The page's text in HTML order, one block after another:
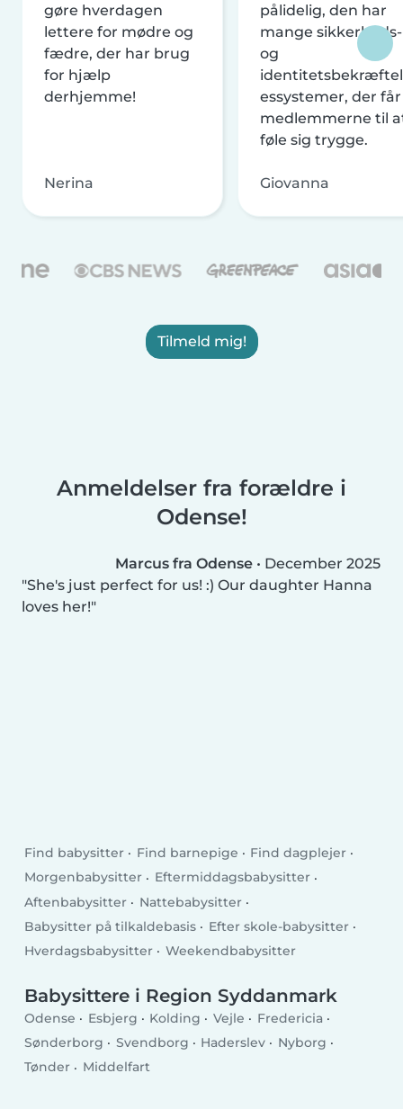
gøre hverdagen
lettere for mødre og
fædre, der har brug
for hjælp
derhjemme!
Nerina
pålidelig, den har
mange sikkerheds-
og
essystemer, der får
medlemmerne til
føle sig trygge.
Giovanna
Tilmeld mig!
Anmeldelser fra forældre i
Odense!
Marcus fra Odense • December 2025
She's just perfect for us! :) Our daughter Hanna
loves her!
Find babysitter Find barnepige
Find dagplejer
Morgenbabysitter
Eftermiddagsbabysitter
Aftenbabysitter
Nattebabysitter
Babysitter på tilkaldebasis
Efter skole-babysitter
Hverdagsbabysitter
Weekendbabysitter
Babysittere i Region Syddanmark
Odense Esbjerg Kolding Vejle
Fredericia
Sønderborg
Svendborg Haderslev
Nyborg
Tønder
Middelfart